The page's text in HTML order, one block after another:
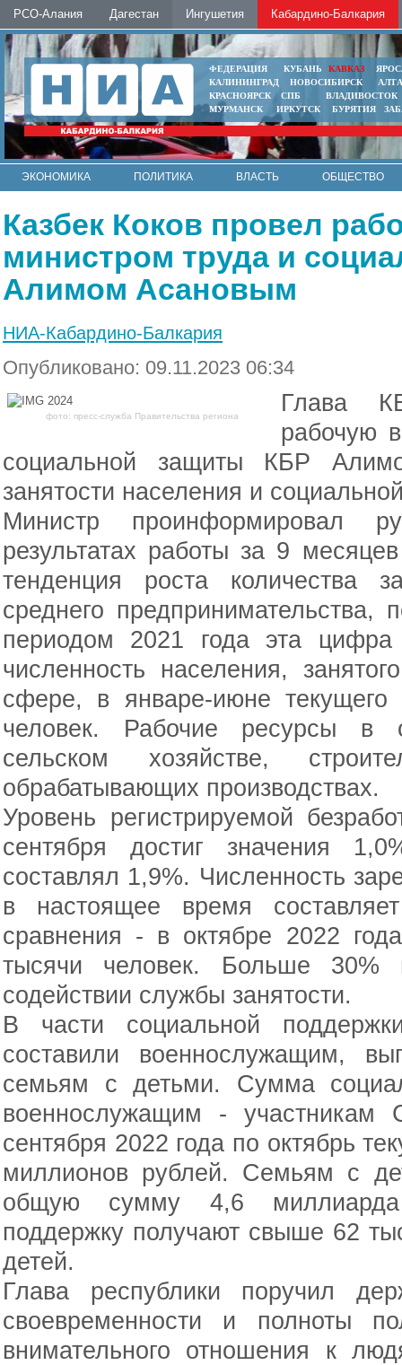
РСО-Алания Дагестан Ингушетия Кабардино-Балкария
ФЕДЕРАЦИЯ КУБАНЬ КАВКАЗ
КАЛИНИНГРАД
НОВОСИБИРСК
КРАСНОЯРСК
СПБ
ВЛАДИВОСТОК
МУРМАНСК
ИРКУТСК БУРЯТИЯ
ЭКОНОМИКА ПОЛИТИКА ВЛАСТЬ
ОБЩЕСТВО
Казбек Коков провел
министром труда и
Алимом Асановым
НИА-Кабардино-Балкария
Опубликовано: 09.11.2023 06:34
фото: пресс-служба Правительства региона
Глава
рабочую
социальной защиты КБР
занятости населения и
Министр проинформировал
результатах работы за 9
тенденция роста
среднего
периодом 2021 года эта
численность населения,
сфере, в январе-июне
человек. Рабочие ресурсы в
сельском хозяйстве,
обрабатывающих производствах.
Уровень регистрируемой
сентября достиг значения
составлял 1,9%. Численность
в настоящее время
сравнения - в октябре 2022
тысячи человек. Больше
содействии службы занятости.
В части социальной
составили военнослужащим,
семьям с детьми. Сумма
военнослужащим -
сентября 2022 года по октябрь
миллионов рублей. Семьям с
общую сумму 4,6 миллиарда
поддержку получают свыше 62
детей.
Глава республики поручил
своевременности и полноты
внимательного отношения к